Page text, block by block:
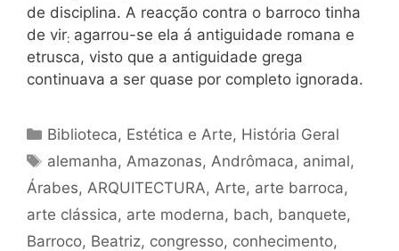
de disciplina. A reacção contra o barroco tinha
de vir: agarrou-se ela á antiguidade romana e
etrusca, visto que a antiguidade grega
continuava a ser quase por completo ignorada.
Categorias
Biblioteca, Estética e Arte, História Geral
Tags
alemanha, Amazonas, Andrômaca, animal,
Árabes, ARQUITECTURA, Arte, arte barroca,
arte clássica, arte moderna, bach, banquete,
Barroco, Beatriz, congresso, conhecimento,